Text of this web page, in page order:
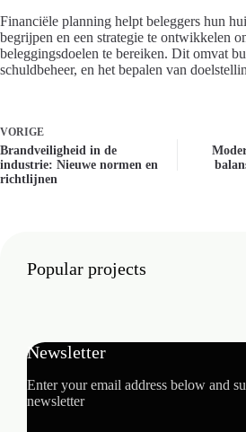
Financiële planning helpt beleggers hun
begrijpen en een strategie te ontwikkelen
beleggingsdoelen te bereiken. Dit omvat
schuldbeheer, en het bepalen van
VORIGE
Brandveiligheid in de
industrie: Nieuwe normen en
richtlijnen
Popular projects
Newsletter
Enter your email address below and
newsletter